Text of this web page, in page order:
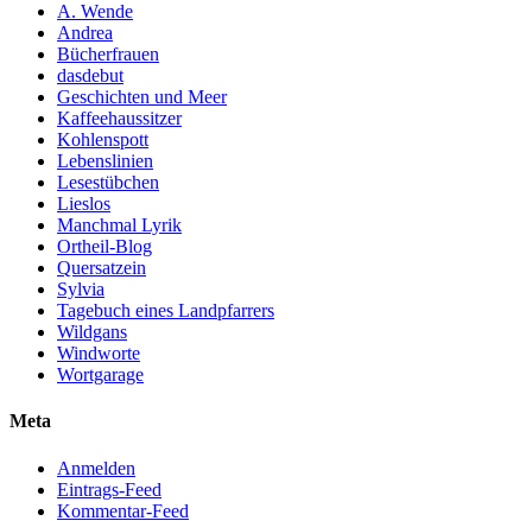
A. Wende
Andrea
Bücherfrauen
dasdebut
Geschichten und Meer
Kaffeehaussitzer
Kohlenspott
Lebenslinien
Lesestübchen
Lieslos
Manchmal Lyrik
Ortheil-Blog
Quersatzein
Sylvia
Tagebuch eines Landpfarrers
Wildgans
Windworte
Wortgarage
Meta
Anmelden
Eintrags-Feed
Kommentar-Feed